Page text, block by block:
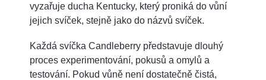
vyzařuje ducha Kentucky, který proniká do vůní
jejich svíček, stejně jako do názvů svíček.
Každá svíčka Candleberry představuje dlouhý
proces experimentování, pokusů a omylů a
testování. Pokud vůně není dostatečně čistá,